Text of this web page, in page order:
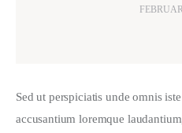
Sed ut perspiciatis unde omnis
accusantium loremque